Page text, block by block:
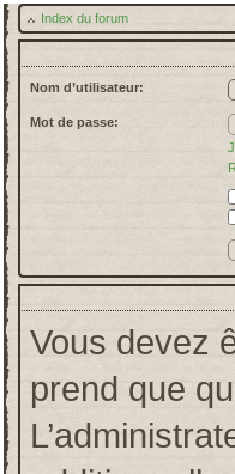
Index du forum
Nom d’utilisateur:
Mot de passe:
Vous devez
prend que